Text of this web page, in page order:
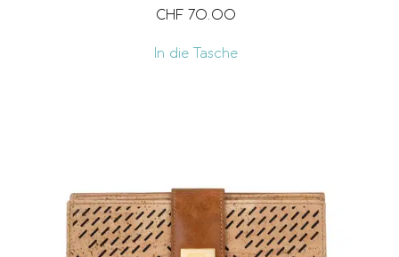
CHF 70.00
In die Tasche